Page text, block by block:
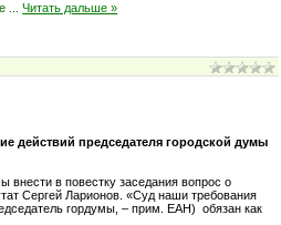
...Читать дальше »
действий председателя городской думы
внести в повестку заседания вопрос о
Сергей Ларионов. «Суд наши требования
гордумы, – прим. ЕАН) обязан как